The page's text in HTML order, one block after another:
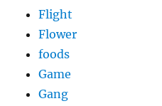
Flight
Flower
foods
Game
Gang